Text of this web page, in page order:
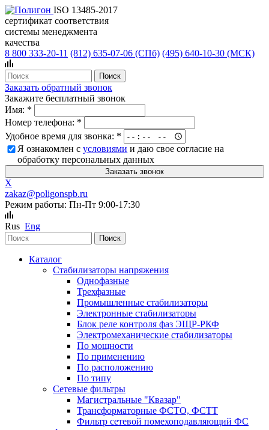
ISO 13485-2017
сертификат соответствия
системы менеджмента
качества
8 800 333-20-11 (812) 635-07-06 (СПб) (495) 640-10-30 (МСК)
Заказать обратный звонок
Закажите бесплатный звонок
Имя: *
Номер телефона: *
Удобное время для звонка: *
Я ознакомлен сусловиями и даю свое согласие на
обработку персональных данных
X
zakaz@poligonspb.ru
Режим работы: Пн-Пт 9:00-17:30
Rus Eng
Каталог
Стабилизаторы напряжения
Однофазные
Трехфазные
Промышленные стабилизаторы
Электронные стабилизаторы
Блок реле контроля фаз ЭЩР-РКФ
Электромеханические стабилизаторы
По мощности
По применению
По расположению
По типу
Сетевые фильтры
Магистральные "Квазар"
Трансформаторные ФСТО, ФСТТ
Фильтр сетевой помехоподавляющий ФС